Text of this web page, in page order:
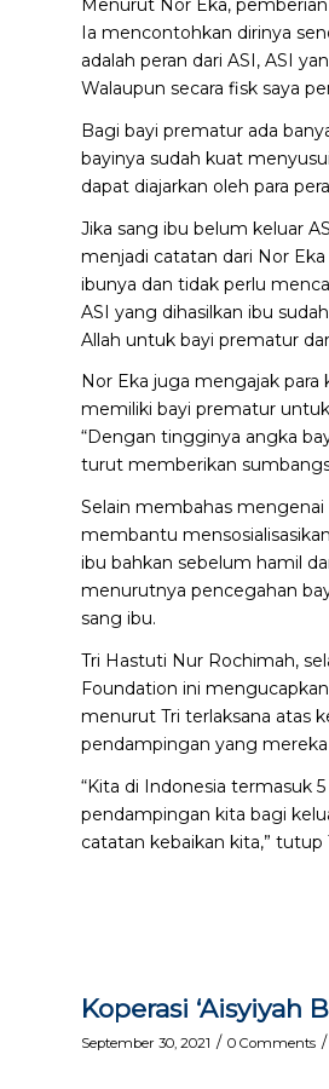
Menurut Nor Eka,
Ia mencontohkan dirinya
adalah peran dari ASI, ASI
Walaupun secara fisk saya
Bagi bayi prematur ada
bayinya sudah kuat
dapat diajarkan oleh para
Jika sang ibu belum keluar
menjadi catatan dari Nor
ibunya dan tidak perlu
ASI yang dihasilkan ibu
Allah untuk bayi prematur
Nor Eka juga mengajak
memiliki bayi prematur
“Dengan tingginya angka
turut memberikan
Selain membahas mengenai
membantu
ibu bahkan sebelum hamil
menurutnya pencegahan
sang ibu.
Tri Hastuti Nur Rochimah,
Foundation ini
menurut Tri terlaksana atas
pendampingan yang mereka
“Kita di Indonesia termasuk
pendampingan kita bagi
catatan kebaikan kita,” tutup
Koperasi ‘Aisyiyah
September 30, 2021 / 0 Comments /